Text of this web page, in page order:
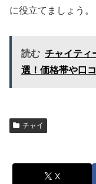
に役立てましょう。
読む チャイティ
選！価格帯や口
チャイ
X